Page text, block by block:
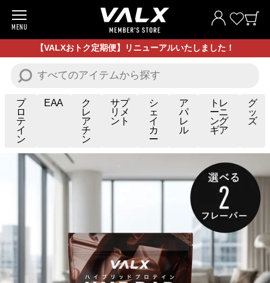
MENU
商品一覧
お試し商品
サプリメント
アパレル
全ての商品
VALXについて
【VALXおトク定期便】リニューアルいたしました！
プ
ロ
テ
イ
ン
EAA
ク
レ
ア
チ
ン
サプ
リメ
ント
シ
ェ
イ
カ
ー
ア
パ
レ
ル
トレ
ーニ
ング
ギア
グ
ッ
ズ